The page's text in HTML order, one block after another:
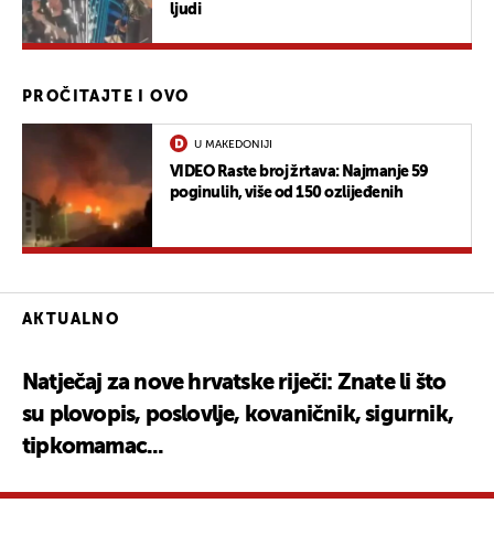
ljudi
PROČITAJTE I OVO
U MAKEDONIJI
VIDEO Raste broj žrtava: Najmanje 59
poginulih, više od 150 ozlijeđenih
AKTUALNO
Natječaj za nove hrvatske riječi: Znate li što
su plovopis, poslovlje, kovaničnik, sigurnik,
tipkomamac...